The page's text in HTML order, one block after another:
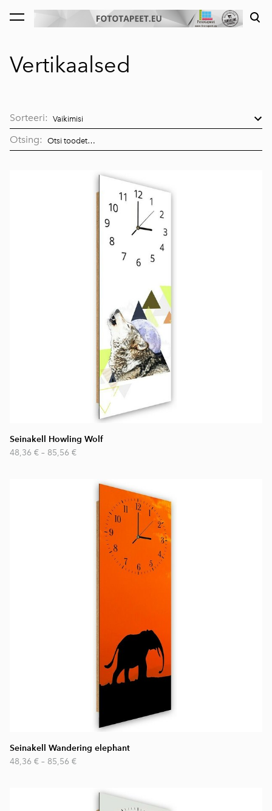
lisati ostukorvi. Vaata ostukorvi
Vertikaalsed
Sorteeri:
Otsing:
Seinakell Howling Wolf
48,36 € – 85,56 €
Seinakell Wandering elephant
48,36 € – 85,56 €